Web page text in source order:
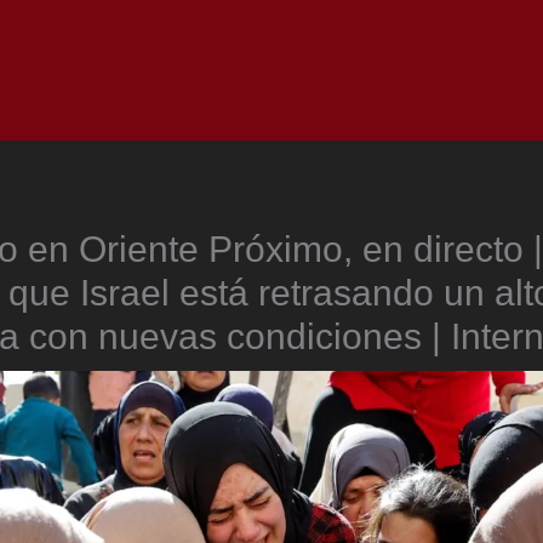
en Oriente Próximo, en directo
Israel está retrasando un
con nuevas condiciones |